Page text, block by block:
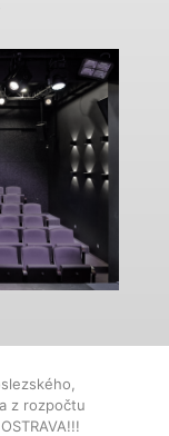
z rozpočtu